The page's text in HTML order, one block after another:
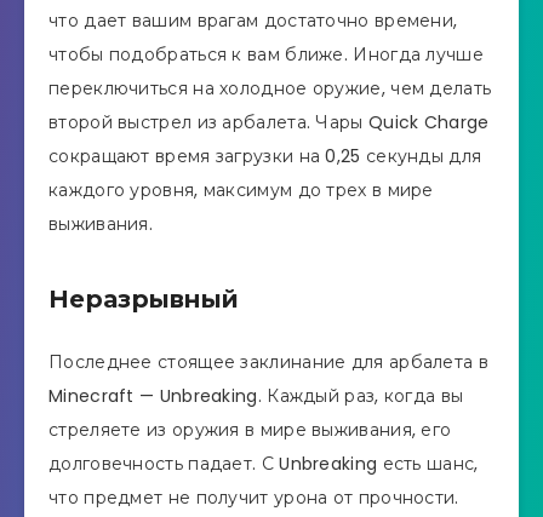
что дает вашим врагам достаточно времени,
чтобы подобраться к вам ближе. Иногда лучше
переключиться на холодное оружие, чем делать
второй выстрел из арбалета. Чары Quick Charge
сокращают время загрузки на 0,25 секунды для
каждого уровня, максимум до трех в мире
выживания.
Неразрывный
Последнее стоящее заклинание для арбалета в
Minecraft — Unbreaking. Каждый раз, когда вы
стреляете из оружия в мире выживания, его
долговечность падает. С Unbreaking есть шанс,
что предмет не получит урона от прочности.